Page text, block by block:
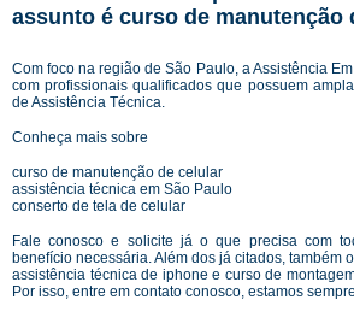
assunto é curso de manutenção
Com foco na região de São Paulo, a Assistência
com profissionais qualificados que possuem
de Assistência Técnica.
Conheça mais sobre
curso de manutenção de celular
assistência técnica em São Paulo
conserto de tela de celular
Fale conosco e solicite já o que precisa com
benefício necessária. Além dos já citados, também
assistência técnica de iphone e curso de
Por isso, entre em contato conosco, estamos